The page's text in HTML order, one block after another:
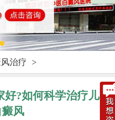
治疗 >
好?如何科学治疗儿
风